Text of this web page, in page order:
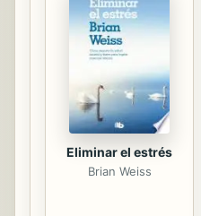
estas no
opciones
de soja,...
Eliminar el estrés
Brian Weiss